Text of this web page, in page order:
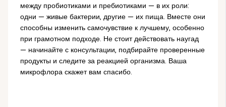
между пробиотиками и пребиотиками — в их роли:
одни — живые бактерии, другие — их пища. Вместе они
способны изменить самочувствие к лучшему, особенно
при грамотном подходе. Не стоит действовать наугад
— начинайте с консультации, подбирайте проверенные
продукты и следите за реакцией организма. Ваша
микрофлора скажет вам спасибо.